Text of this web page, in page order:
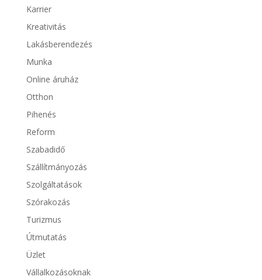
Karrier
Kreativitás
Lakásberendezés
Munka
Online áruház
Otthon
Pihenés
Reform
Szabadidő
Szállítmányozás
Szolgáltatások
Szórakozás
Turizmus
Útmutatás
Üzlet
Vállalkozásoknak